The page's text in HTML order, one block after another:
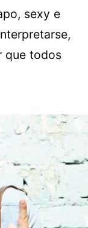
sexy e
que todos